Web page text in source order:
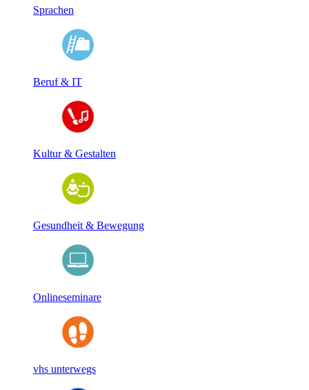
Sprachen
Beruf & IT
Kultur & Gestalten
Gesundheit & Bewegung
Onlineseminare
vhs unterwegs